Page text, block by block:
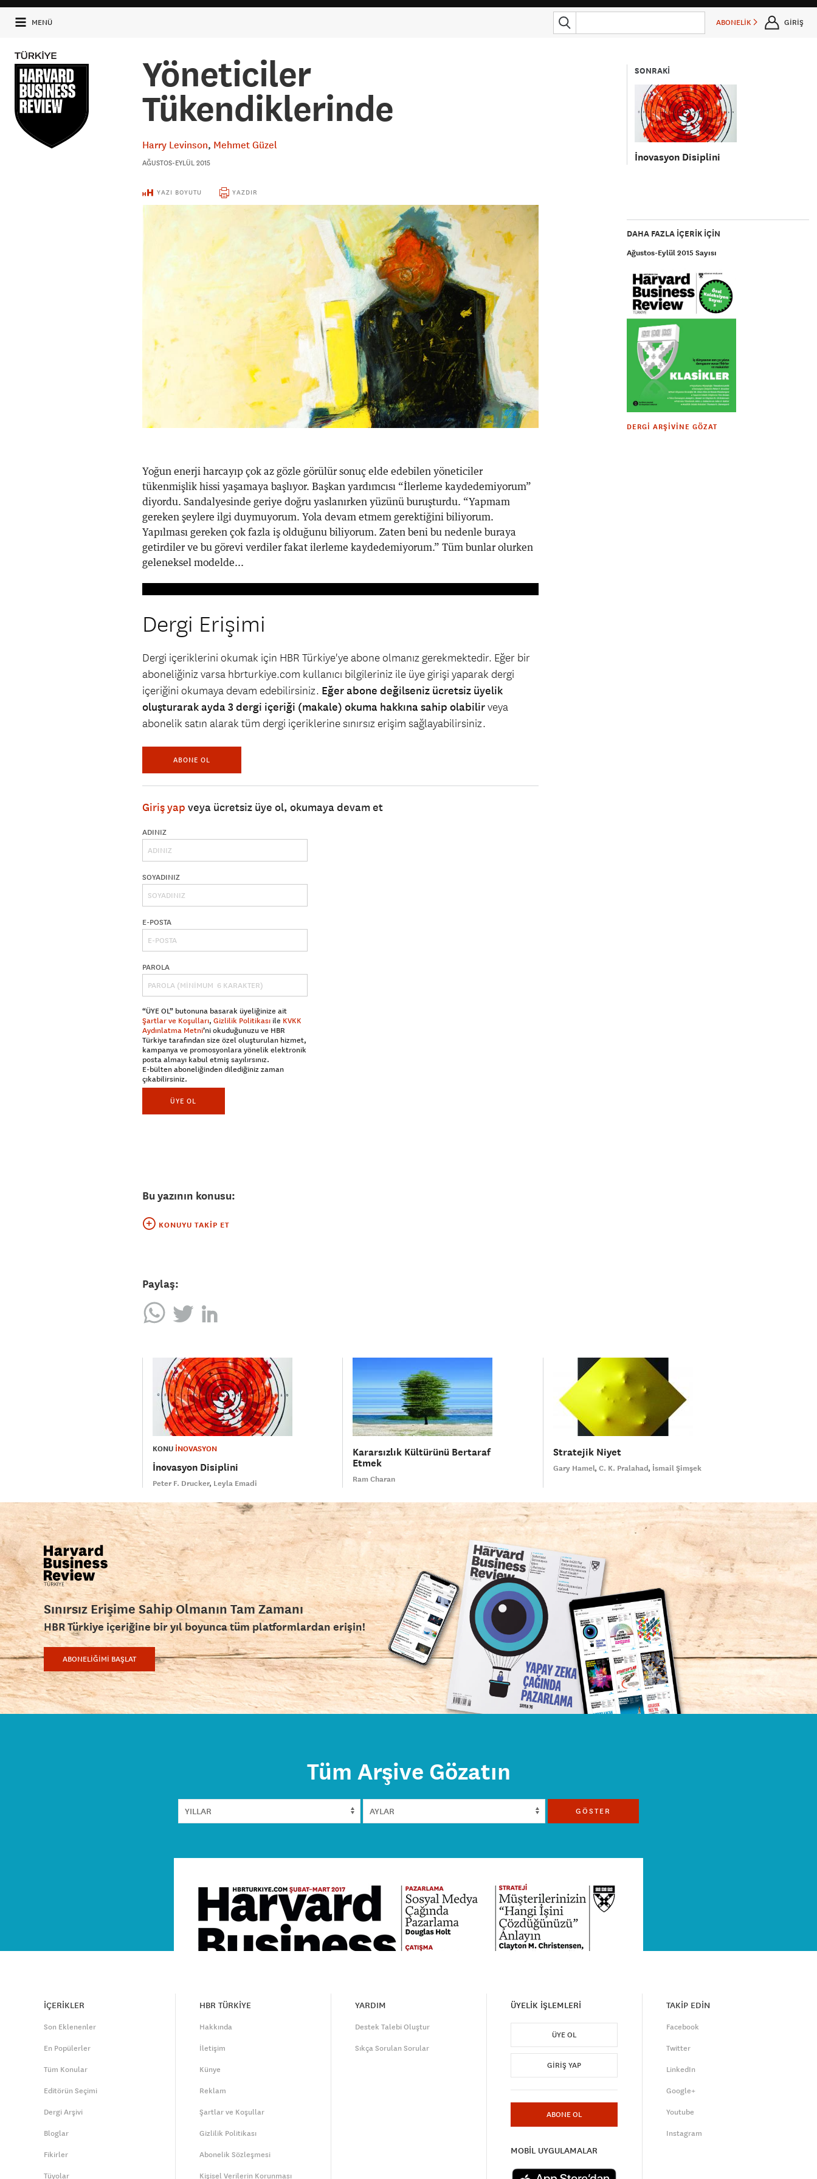
MENÜ ABONELİK GİRİŞ
SONRAKİ
İnovasyon Disiplini
Yöneticiler
Tükendiklerinde
Harry Levinson Mehmet Güzel
AĞUSTOS-EYLÜL 2015
YAZI BOYUTU YAZDIR
DAHA FAZLA IÇERIK IÇIN
Ağustos-Eylül 2015 Sayısı
DERGI ARŞIVINE GÖZAT
Yoğun enerji harcayıp çok az gözle görülür sonuç elde edebilen yöneticiler
tükenmişlik hissi yaşamaya başlıyor. Başkan yardımcısı “İlerleme kaydedemiyorum”
diyordu. Sandalyesinde geriye doğru yaslanırken yüzünü buruşturdu. “Yapmam
gereken şeylere ilgi duymuyorum. Yola devam etmem gerektiğini biliyorum.
Yapılması gereken çok fazla iş olduğunu biliyorum. Zaten beni bu nedenle buraya
getirdiler ve bu görevi verdiler fakat ilerleme kaydedemiyorum.” Tüm bunlar olurken
geleneksel modelde...
Dergi Erişimi
Dergi içeriklerini okumak için HBR Türkiye'ye abone olmanız gerekmektedir. Eğer bir
aboneliğiniz varsa hbrturkiye.com kullanıcı bilgileriniz ile üye girişi yaparak dergi
içeriğini okumaya devam edebilirsiniz. Eğer abone değilseniz ücretsiz üyelik
oluşturarak ayda 3 dergi içeriği (makale) okuma hakkına sahip olabilirveya
abonelik satın alarak tüm dergi içeriklerine sınırsız erişim sağlayabilirsiniz.
ABONE OL
Giriş yap veya ücretsiz üye ol, okumaya devam et
ADINIZ
SOYADINIZ
E-POSTA
PAROLA
“ÜYE OL” butonuna basarak üyeliğinize ait
Şartlar ve Koşulları, Gizlilik Politikası ile KVKK
Aydınlatma Metni’ni okuduğunuzu ve HBR
Türkiye tarafından size özel oluşturulan hizmet,
kampanya ve promosyonlara yönelik elektronik
posta almayı kabul etmiş sayılırsınız.
E-bülten aboneliğinden dilediğiniz zaman
çıkabilirsiniz.
ÜYE OL
Bu yazının konusu:
KONUYU TAKIP ET
Paylaş:
KONU İNOVASYON
İnovasyon Disiplini
Peter F. Drucker Leyla Emadi
Kararsızlık Kültürünü Bertaraf
Etmek
Ram Charan
Stratejik Niyet
Gary Hamel C. K. Pralahad İsmail Şimşek
Sınırsız Erişime Sahip Olmanın Tam Zamanı
HBR Türkiye içeriğine bir yıl boyunca tüm platformlardan erişin!
ABONELİĞİMİ BAŞLAT
Tüm Arşive Gözatın
GÖSTER
İÇERİKLER
Son Eklenenler
En Popülerler
Tüm Konular
Editörün Seçimi
Dergi Arşivi
Bloglar
Fikirler
Tüyolar
HBR TÜRKİYE
Hakkında
İletişim
Künye
Reklam
Şartlar ve Koşullar
Gizlilik Politikası
Abonelik Sözleşmesi
Kişisel Verilerin Korunması
YARDIM
Destek Talebi Oluştur
Sıkça Sorulan Sorular
ÜYELİK İŞLEMLERİ
ÜYE OL
GIRIŞ YAP
ABONE OL
MOBİL UYGULAMALAR
TAKİP EDİN
Facebook
Twitter
LinkedIn
Google+
Youtube
Instagram